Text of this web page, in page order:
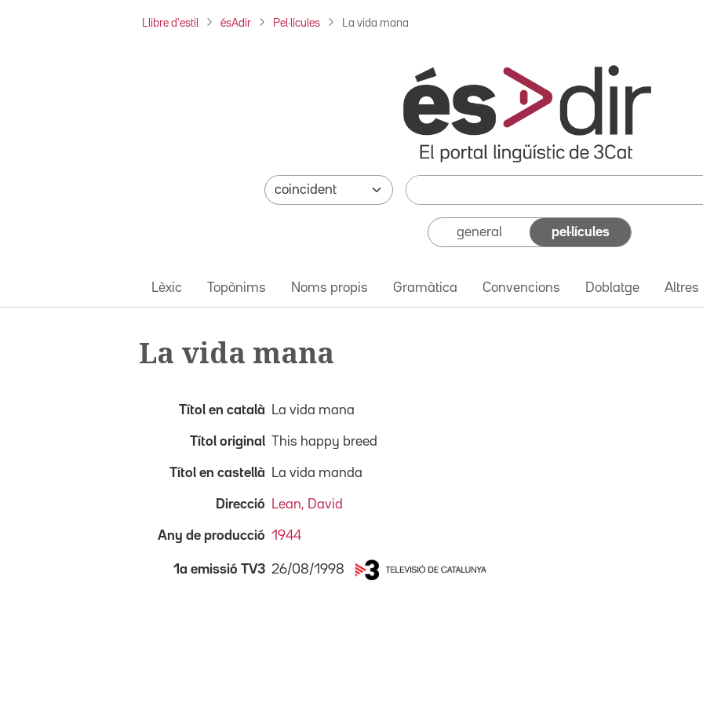
Llibre d'estil ésAdir Pel·lícules La vida mana
general pel·lícules
Lèxic Topònims Noms propis Gramàtica Convencions Doblatge Altres
La vida mana
Títol en català La vida mana
Títol original This happy breed
Títol en castellà La vida manda
Direcció Lean, David
Any de producció 1944
1a emissió TV3 26/08/1998